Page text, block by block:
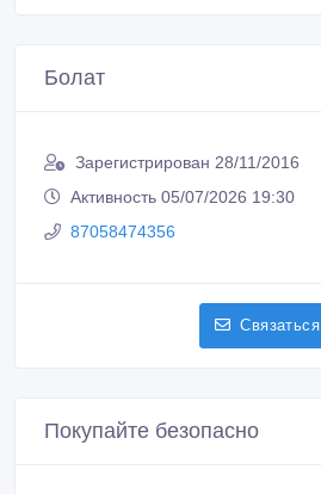
Болат
Зарегистрирован 28/11/2016
Активность 05/07/2026 19:30
87058474356
Связаться
Покупайте безопасно